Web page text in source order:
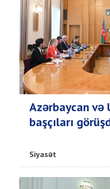
Azərbaycan və
başçıları
Siyasət